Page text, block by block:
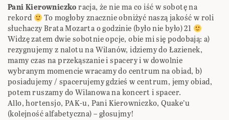
Pani Kierowniczkoracja, że nie ma co iść w sobotę na
rekord
To mogłoby znacznie obniżyć naszą jakość w roli
słuchaczy Brata Mozarta o godzinie (było nie było) 21
Widzę zatem dwie sobotnie opcje, obie mi się podobają: a)
rezygnujemy z nalotu na Wilanów, idziemy do Łazienek,
mamy czas na przekąszanie i spacery i w dowolnie
wybranym momencie wracamy do centrum na obiad, b)
posiadujemy / spacerujemy gdzieś w centrum, jemy obiad,
potem ruszamy do Wilanowa na koncert i spacer.
Allo, hortensjo, PAK-u, Pani Kierowniczko, Quake’u
(kolejność alfabetyczna) – głosujmy!